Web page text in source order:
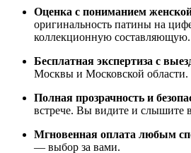
Оценка с пониманием
оригинальность патины на
коллекционную составляющую.
Бесплатная экспертиза с
Москвы и Московской области.
Полная прозрачность и
встрече. Вы видите и слышите
Мгновенная оплата любым
— выбор за вами.